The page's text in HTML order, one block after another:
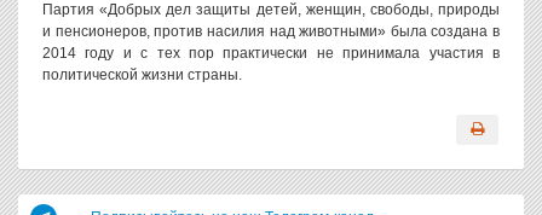
Партия «Добрых дел защиты детей, женщин, свободы, природы
и пенсионеров, против насилия над животными» была создана в
2014 году и с тех пор практически не принимала участия в
политической жизни страны.